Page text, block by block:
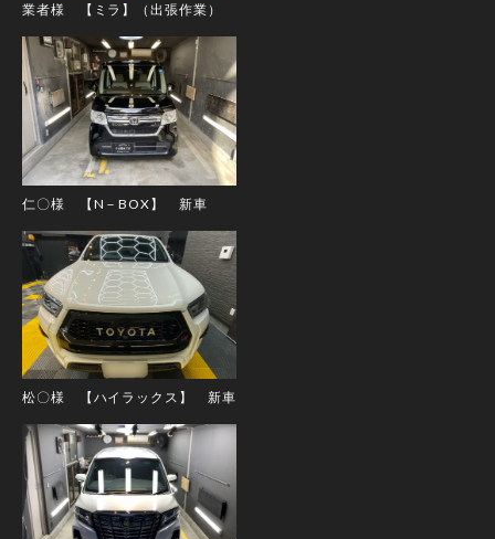
業者様 【ミラ】（出張作業）
仁〇様 【N－BOX】 新車
松〇様 【ハイラックス】 新車